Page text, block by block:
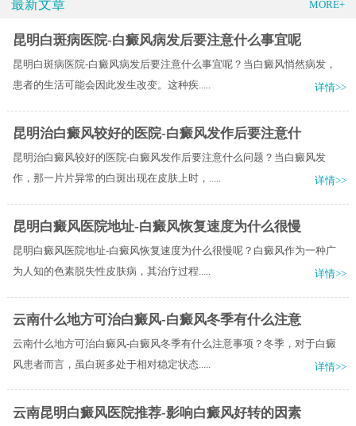
最新文章 MORE+
昆明白斑病医院-白癜风病发后要注意什么事宜呢
昆明白斑病医院-白癜风病发后要注意什么事宜呢？当白癜风悄然病发，
患者的生活可能会因此发生改变。这种疾.....
详情>>
昆明治白癜风较好的医院-白癜风发作后要注意什
昆明治白癜风较好的医院-白癜风发作后要注意什么问题？当白癜风发
作，那一片片异常的白斑出现在皮肤上时，.....
详情>>
昆明白癜风医院地址-白癜风恢复速度为什么很慢
昆明白癜风医院地址-白癜风恢复速度为什么很慢呢？白癜风作为一种广
为人知的色素脱失性皮肤病，其治疗过程.....
详情>>
云南什么地方可治白癜风-白癜风冬季有什么注意
云南什么地方可治白癜风-白癜风冬季有什么注意事项？冬季，对于白癜
风患者而言，虽白斑多处于相对稳定状态.....
详情>>
云南昆明白癜风医院推荐-影响白癜风好转的因素